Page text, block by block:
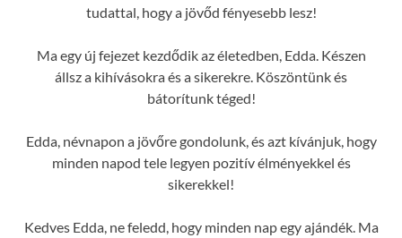
tudattal, hogy a jövőd fényesebb lesz!
Ma egy új fejezet kezdődik az életedben, Edda. Készen
állsz a kihívásokra és a sikerekre. Köszöntünk és
bátorítunk téged!
Edda, névnapon a jövőre gondolunk, és azt kívánjuk, hogy
minden napod tele legyen pozitív élményekkel és
sikerekkel!
Kedves Edda, ne feledd, hogy minden nap egy ajándék. Ma